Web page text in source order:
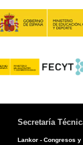
Secretaría
Lankor - Congresos y